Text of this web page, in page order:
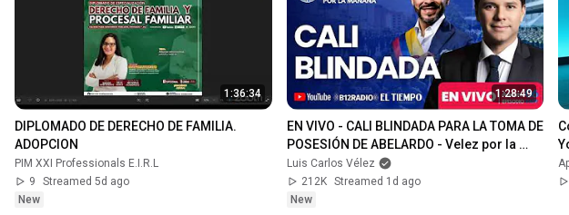
1:36:34
DIPLOMADO DE DERECHO DE FAMILIA.
ADOPCION
PIM XXI Professionals E.I.R.L
9
Streamed 5d ago
New
1:28:49
EN VIVO - CALI BLINDADA PARA LA TOMA DE
POSESIÓN DE ABELARDO - Velez por la
mañana
Luis Carlos Vélez
212K Streamed 1d ago
New